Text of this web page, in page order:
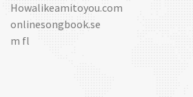
Howalikeamitoyou.com
onlinesongbook.se
m fl